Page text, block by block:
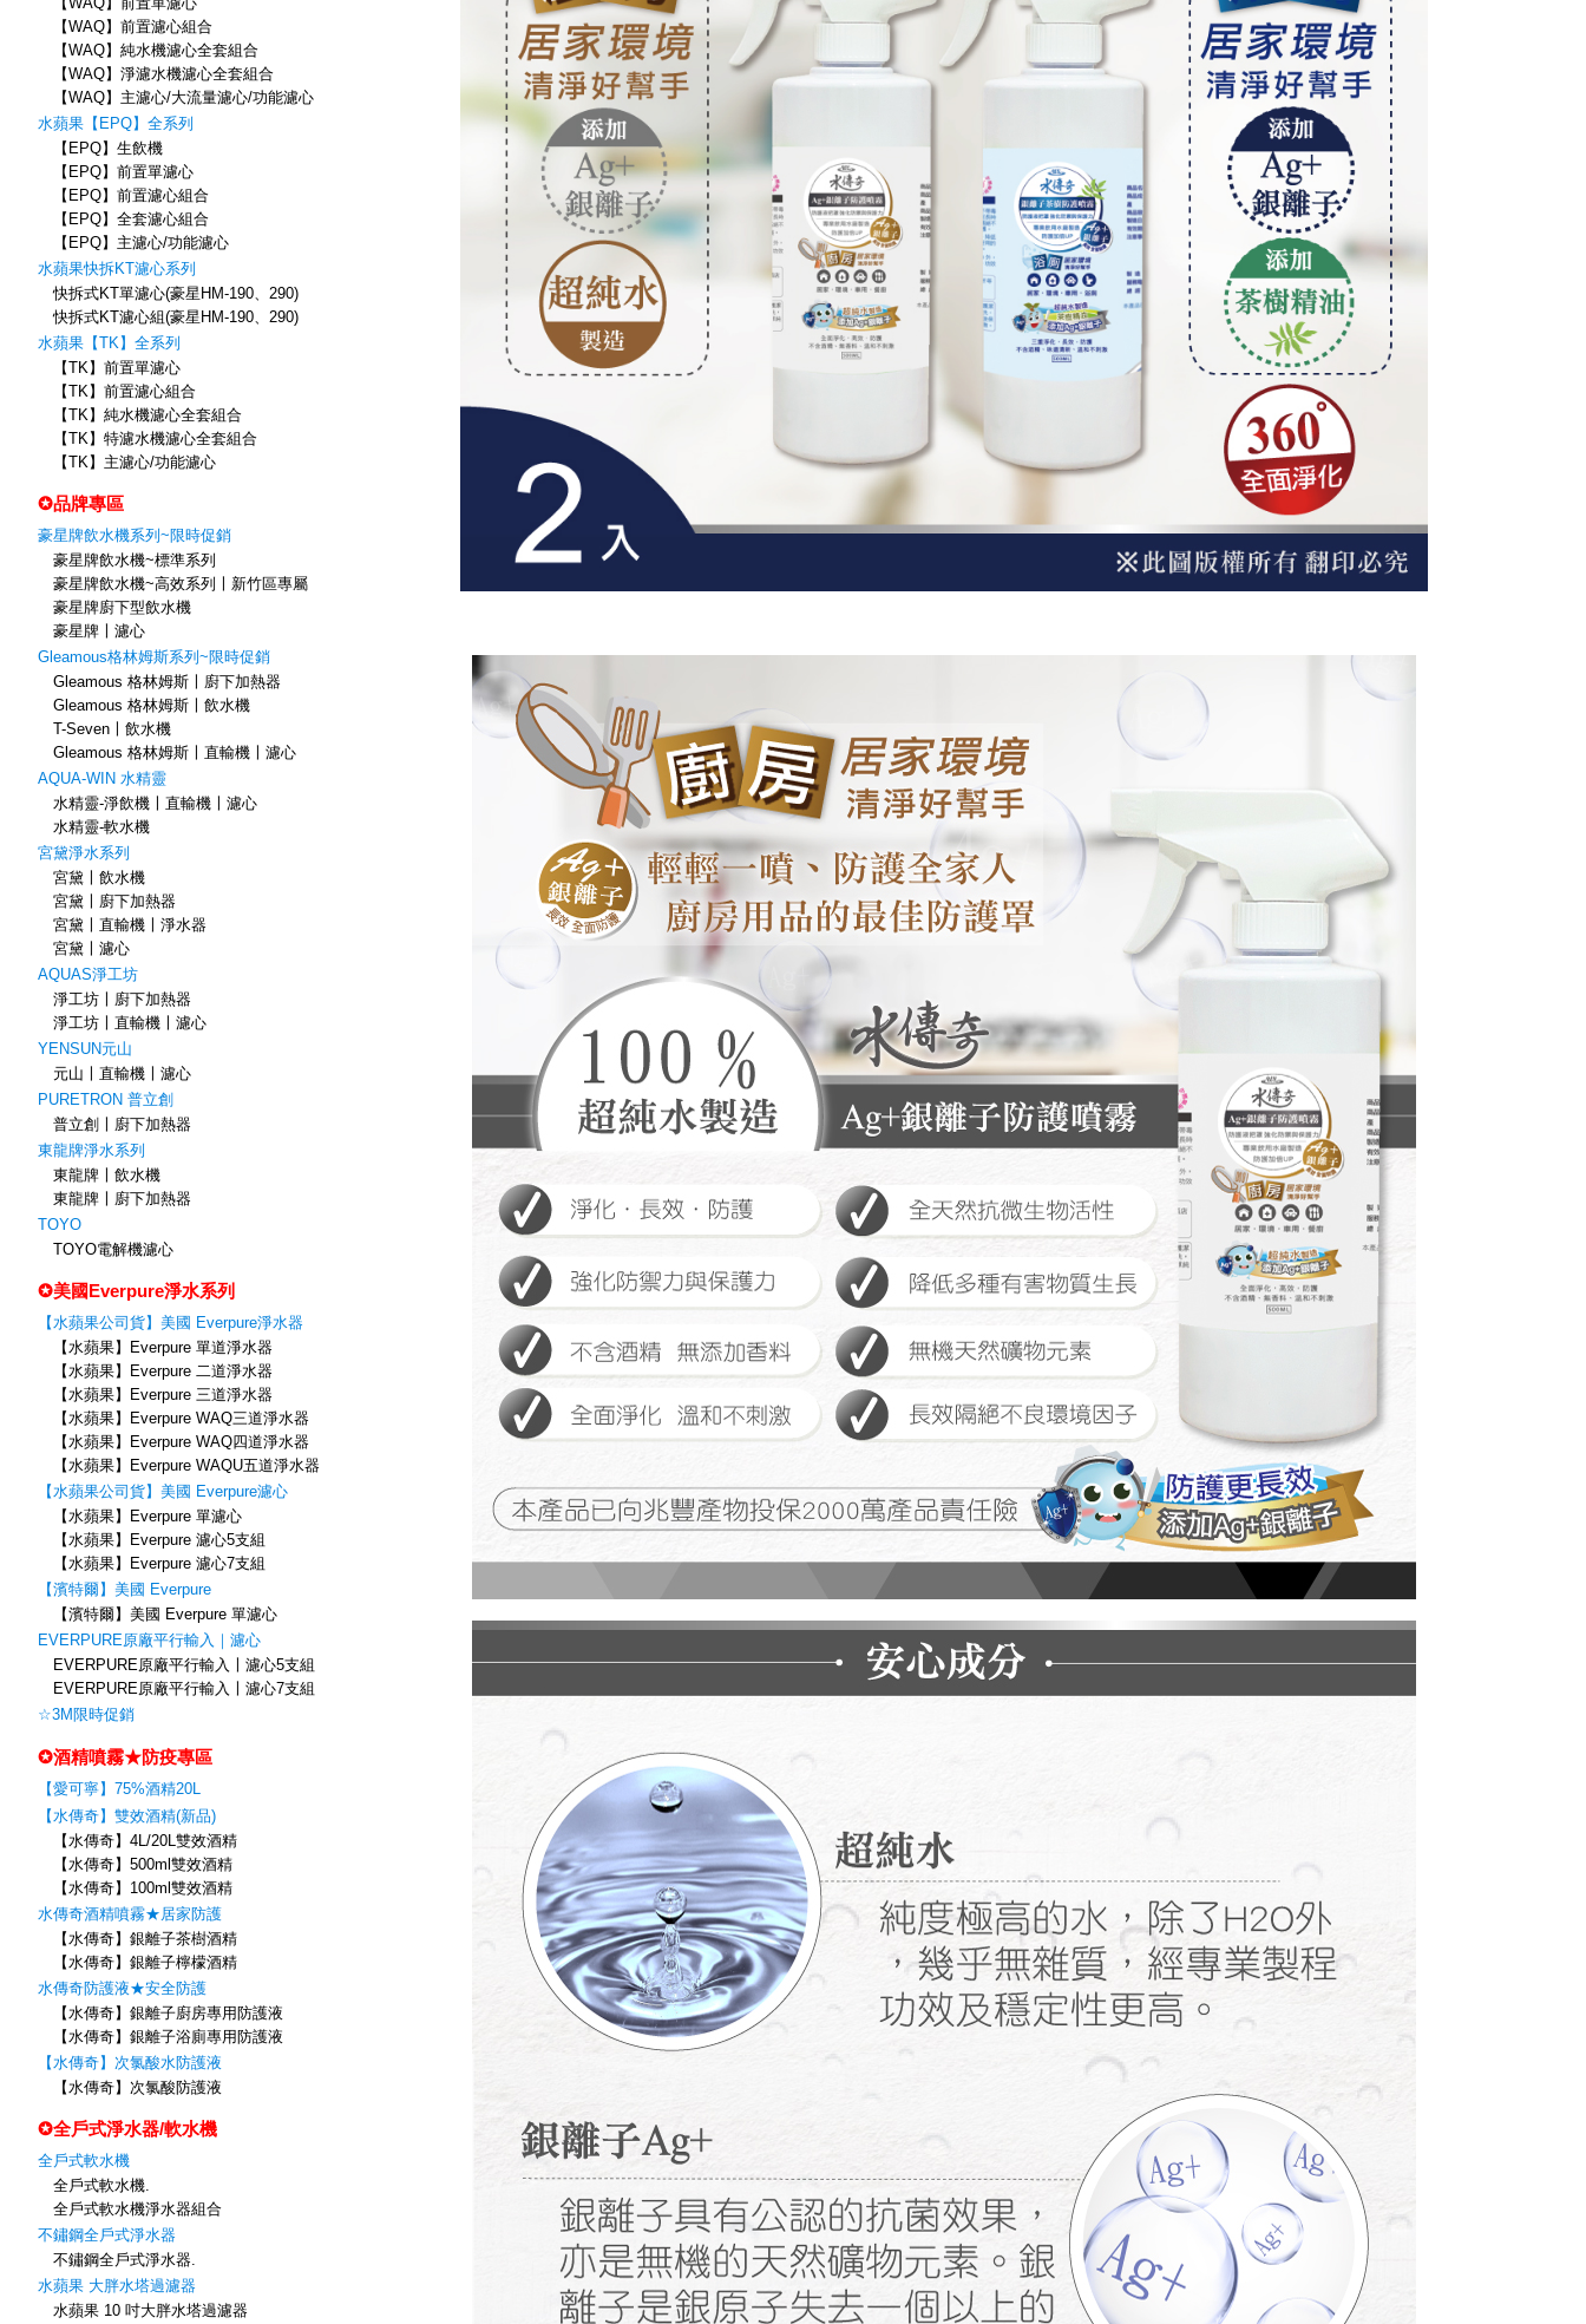
【WAQ】前置濾心組合
【WAQ】純水機濾心全套組合
【WAQ】淨濾水機濾心全套組合
【WAQ】主濾心/大流量濾心/功能濾心
水蘋果【EPQ】全系列
【EPQ】生飲機
【EPQ】前置單濾心
【EPQ】前置濾心組合
【EPQ】全套濾心組合
【EPQ】主濾心/功能濾心
水蘋果快拆KT濾心系列
快拆式KT單濾心(豪星HM-190、290)
快拆式KT濾心組(豪星HM-190、290)
水蘋果【TK】全系列
【TK】前置單濾心
【TK】前置濾心組合
【TK】純水機濾心全套組合
【TK】特濾水機濾心全套組合
【TK】主濾心/功能濾心
✪品牌專區
豪星牌飲水機系列~限時促銷
豪星牌飲水機~標準系列
豪星牌飲水機~高效系列〡新竹區專屬
豪星牌廚下型飲水機
豪星牌〡濾心
Gleamous格林姆斯系列~限時促銷
Gleamous 格林姆斯〡廚下加熱器
Gleamous 格林姆斯〡飲水機
T-Seven〡飲水機
Gleamous 格林姆斯〡直輸機〡濾心
AQUA-WIN 水精靈
水精靈-淨飲機〡直輸機〡濾心
水精靈-軟水機
宮黛淨水系列
宮黛〡飲水機
宮黛〡廚下加熱器
宮黛〡直輸機〡淨水器
宮黛〡濾心
AQUAS淨工坊
淨工坊〡廚下加熱器
淨工坊〡直輸機〡濾心
YENSUN元山
元山〡直輸機〡濾心
PURETRON 普立創
普立創〡廚下加熱器
東龍牌淨水系列
東龍牌〡飲水機
東龍牌〡廚下加熱器
TOYO
TOYO電解機濾心
✪美國Everpure淨水系列
【水蘋果公司貨】美國 Everpure淨水器
【水蘋果】Everpure 單道淨水器
【水蘋果】Everpure 二道淨水器
【水蘋果】Everpure 三道淨水器
【水蘋果】Everpure WAQ三道淨水器
【水蘋果】Everpure WAQ四道淨水器
【水蘋果】Everpure WAQU五道淨水器
【水蘋果公司貨】美國 Everpure濾心
【水蘋果】Everpure 單濾心
【水蘋果】Everpure 濾心5支組
【水蘋果】Everpure 濾心7支組
【濱特爾】美國 Everpure
【濱特爾】美國 Everpure 單濾心
EVERPURE原廠平行輸入｜濾心
EVERPURE原廠平行輸入〡濾心5支組
EVERPURE原廠平行輸入〡濾心7支組
☆3M限時促銷
✪酒精噴霧★防疫專區
【愛可寧】75%酒精20L
【水傳奇】雙效酒精(新品)
【水傳奇】4L/20L雙效酒精
【水傳奇】500ml雙效酒精
【水傳奇】100ml雙效酒精
水傳奇酒精噴霧★居家防護
【水傳奇】銀離子茶樹酒精
【水傳奇】銀離子檸檬酒精
水傳奇防護液★安全防護
【水傳奇】銀離子廚房專用防護液
【水傳奇】銀離子浴廁專用防護液
【水傳奇】次氯酸水防護液
【水傳奇】次氯酸防護液
✪全戶式淨水器/軟水機
全戶式軟水機
全戶式軟水機.
全戶式軟水機淨水器組合
不鏽鋼全戶式淨水器
不鏽鋼全戶式淨水器.
水蘋果 大胖水塔過濾器
水蘋果 10 吋大胖水塔過濾器